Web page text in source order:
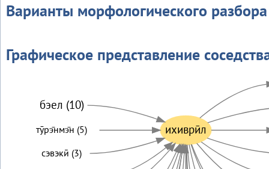
Варианты морфологического разбора
Графическое представление
ихиврӣл
бэел (10)
тӯрэ̄нмэ̄н (5)
сэвэкӣ (3)